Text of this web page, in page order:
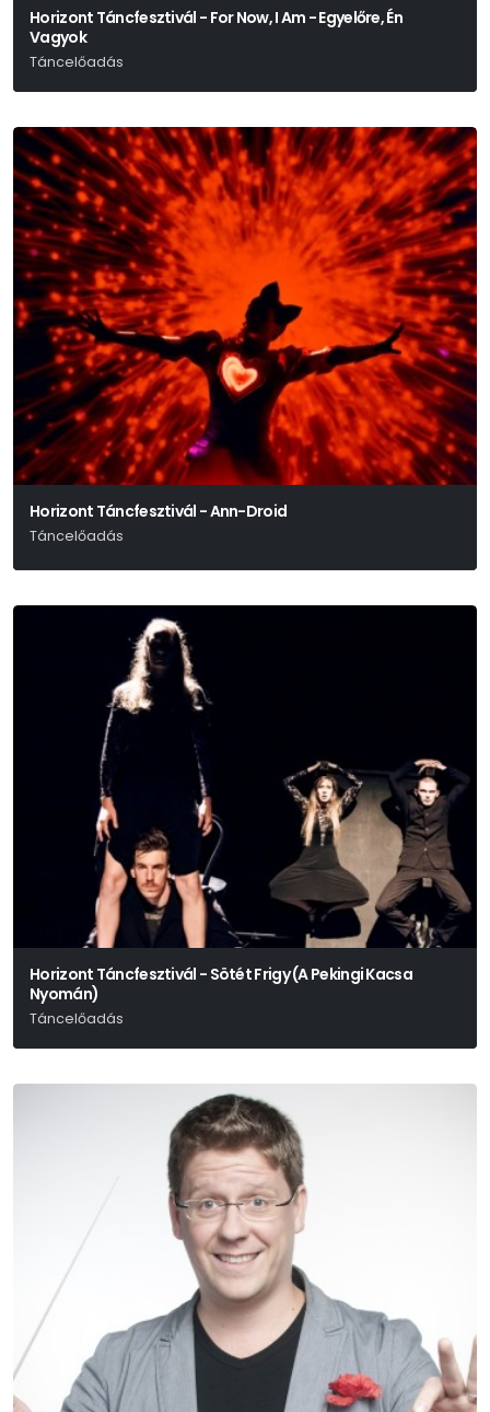
Horizont Táncfesztivál - For Now, I Am - Egyelőre, Én
Vagyok
Táncelőadás
Horizont Táncfesztivál - Ann-Droid
Táncelőadás
Horizont Táncfesztivál - Sötét Frigy (A Pekingi Kacsa
Nyomán)
Táncelőadás